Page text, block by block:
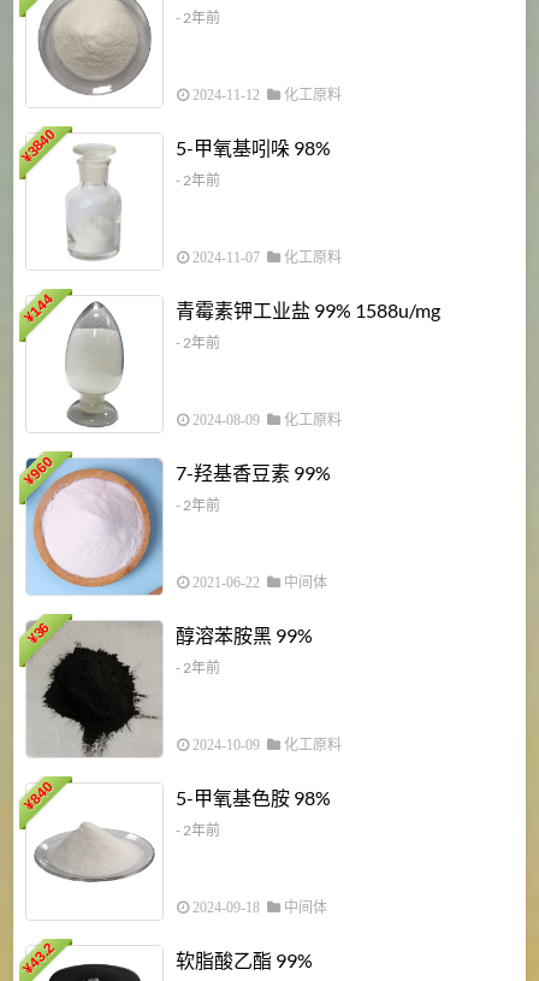
- 2年前
2024-11-12 化工原料
¥
3840 5-甲氧基吲哚 98%
- 2年前
2024-11-07 化工原料
¥
144 青霉素钾工业盐 99% 1588u/mg
- 2年前
2024-08-09 化工原料
¥
960 7-羟基香豆素 99%
- 2年前
2021-06-22 中间体
¥
36 醇溶苯胺黑 99%
- 2年前
2024-10-09 化工原料
¥
840 5-甲氧基色胺 98%
- 2年前
2024-09-18 中间体
¥
43.2 软脂酸乙酯 99%